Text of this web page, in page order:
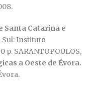
Santa Catarina e
Sul: Instituto
p. SARANTOPOULOS,
a Oeste de Évora.